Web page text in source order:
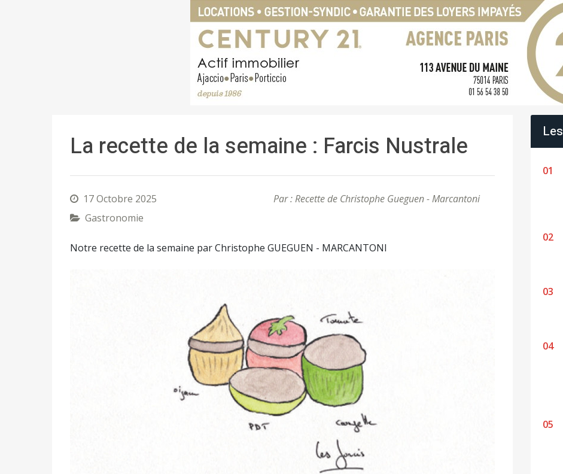
La recette de la semaine : Farcis Nustrale
17 Octobre 2025
Par : Recette de Christophe Gueguen - Marcantoni
Gastronomie
Notre recette de la semaine par Christophe GUEGUEN - MARCANTONI